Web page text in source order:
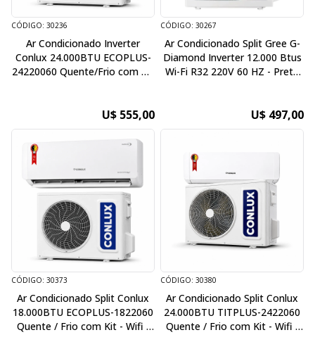
CÓDIGO: 30236
Ar Condicionado Inverter
Conlux 24.000BTU ECOPLUS-
24220060 Quente/Frio com Kit
U$ 555,00
CÓDIGO: 30267
Ar Condicionado Split Gree G-
Diamond Inverter 12.000 Btus
Wi-Fi R32 220V 60 HZ - Preto
U$ 497,00
CÓDIGO: 30373
Ar Condicionado Split Conlux
18.000BTU ECOPLUS-1822060
Quente / Frio com Kit - Wifi -
CÓDIGO: 30380
Ar Condicionado Split Conlux
24.000BTU TITPLUS-2422060
Quente / Frio com Kit - Wifi -